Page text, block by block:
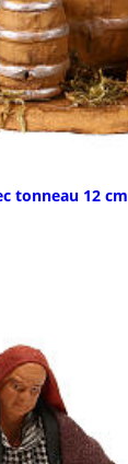
tonneau 12